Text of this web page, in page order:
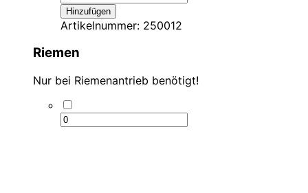
Hinzufügen
Artikelnummer: 250012
Riemen
Nur bei Riemenantrieb benötigt!